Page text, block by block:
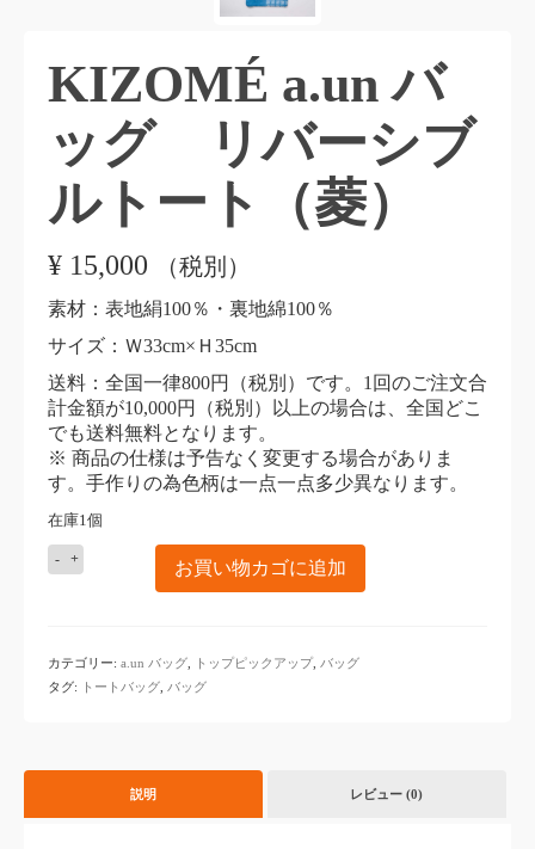
KIZOMÉ a.un バ
ッグ リバーシブ
ルトート（菱）
¥ 15,000 （税別）
素材：表地絹100％・裏地綿100％
サイズ：Ｗ33cm×Ｈ35cm
送料：全国一律800円（税別）です。1回のご注文合
計金額が10,000円（税別）以上の場合は、全国どこ
でも送料無料となります。
※ 商品の仕様は予告なく変更する場合がありま
す。手作りの為色柄は一点一点多少異なります。
在庫1個
KIZOMÉ
a.un
リ
バ
ブ
ト
お買い物カゴに追加
カテゴリー: a.un バッグ トップピックアップ, バッグ
タグ:
トートバッグ バッグ
説明 レビュー (0)